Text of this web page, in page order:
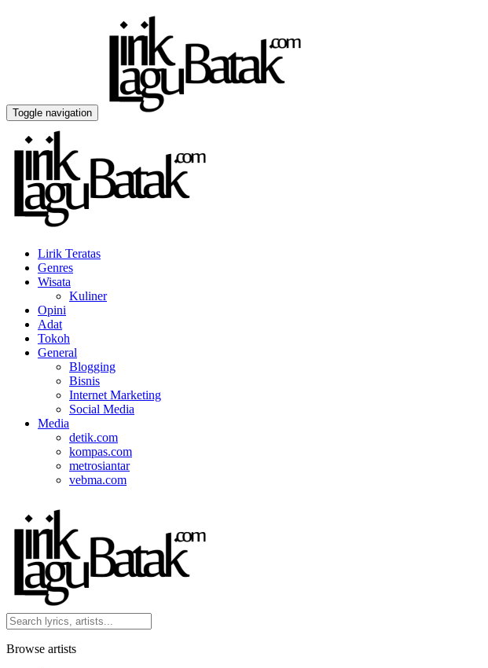
Toggle navigation
Lirik Teratas
Genres
Wisata
Kuliner
Opini
Adat
Tokoh
General
Blogging
Bisnis
Internet Marketing
Social Media
Media
detik.com
kompas.com
metrosiantar
vebma.com
Browse artists